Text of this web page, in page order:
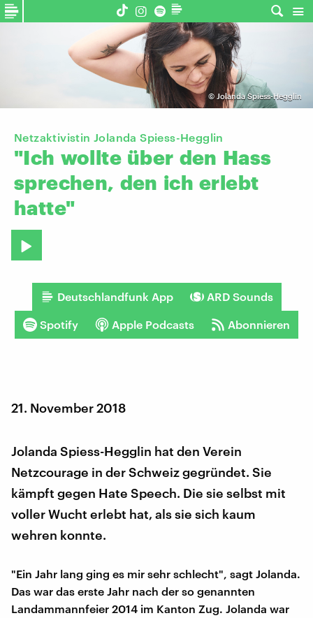
© Jolanda Spiess-Hegglin
Netzaktivistin Jolanda Spiess-Hegglin
"Ich wollte über den Hass
sprechen, den ich erlebt
hatte"
Deutschlandfunk App ARD Sounds
Spotify Apple Podcasts Abonnieren
21. November 2018
Jolanda Spiess-Hegglin hat den Verein
Netzcourage in der Schweiz gegründet. Sie
kämpft gegen Hate Speech. Die sie selbst mit
voller Wucht erlebt hat, als sie sich kaum
wehren konnte.
"Ein Jahr lang ging es mir sehr schlecht", sagt Jolanda.
Das war das erste Jahr nach der so genannten
Landammannfeier 2014 im Kanton Zug. Jolanda war